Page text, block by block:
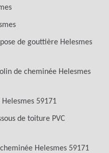
de gouttière Helesmes
de cheminée Helesmes
59171
de toiture PVC
Helesmes 59171